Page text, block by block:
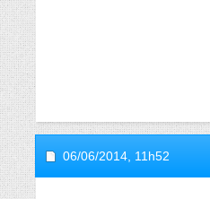
06/06/2014, 11h52